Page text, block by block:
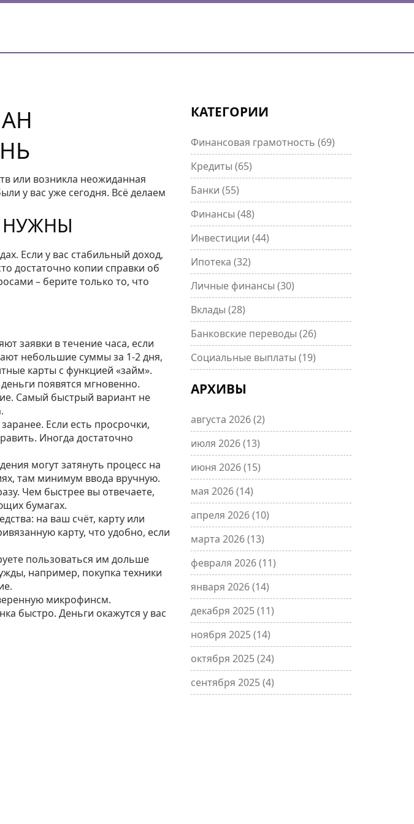
или возникла неожиданная
у вас уже сегодня. Всё делаем
НУЖНЫ
Если у вас стабильный доход,
достаточно копии справки об
– берите только то, что
заявки в течение часа, если
небольшие суммы за 1‑2 дня,
карты с функцией «займ».
появятся мгновенно.
Самый быстрый вариант не
Если есть просрочки,
Иногда достаточно
могут затянуть процесс на
там минимум ввода вручную.
Чем быстрее вы отвечаете,
бумагах.
на ваш счёт, карту или
карту, что удобно, если
пользоваться им дольше
например, покупка техники
микрофинсм.
быстро. Деньги окажутся у вас
КАТЕГОРИИ
Финансовая грамотность (69)
Кредиты (65)
Банки (55)
Финансы (48)
Инвестиции (44)
Ипотека (32)
Личные финансы (30)
Вклады (28)
Банковские переводы (26)
Социальные выплаты (19)
АРХИВЫ
августа 2026(2)
июля 2026(13)
июня 2026(15)
мая 2026(14)
апреля 2026(10)
марта 2026(13)
февраля 2026(11)
января 2026(14)
декабря 2025(11)
ноября 2025(14)
октября 2025(24)
сентября 2025(4)